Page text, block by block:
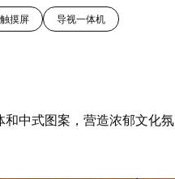
触摸屏 导视一体机
中式图案，营造浓郁文化氛